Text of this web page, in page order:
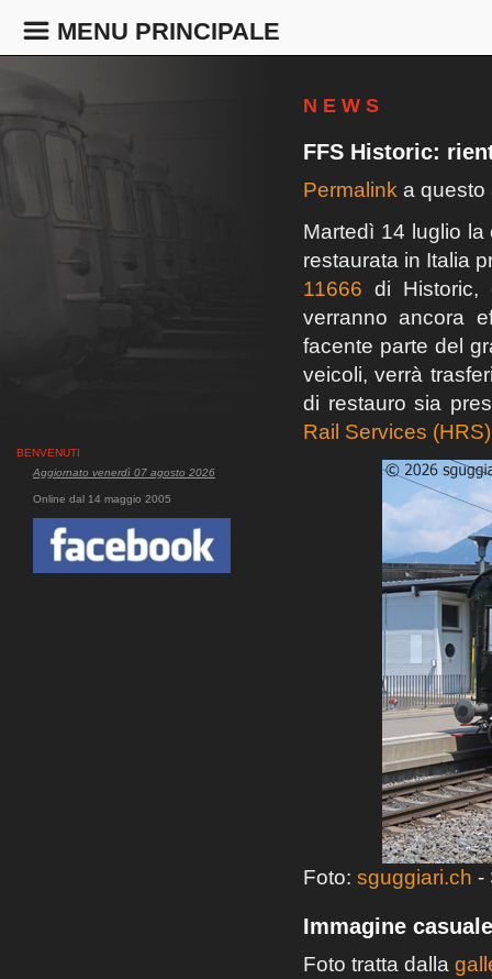
MENU PRINCIPALE
BENVENUTI
Aggiornato venerdì 07 agosto 2026
Online dal 14 maggio 2005
N E W S
FFS Historic:
Permalink a questo
Martedì 14 luglio
restaurata in Italia
11666 di Historic,
verranno ancora
facente parte del
veicoli, verrà
di restauro sia
Rail Services (HRS)
Foto: sguggiari.ch -
Immagine casuale
Foto tratta dalla